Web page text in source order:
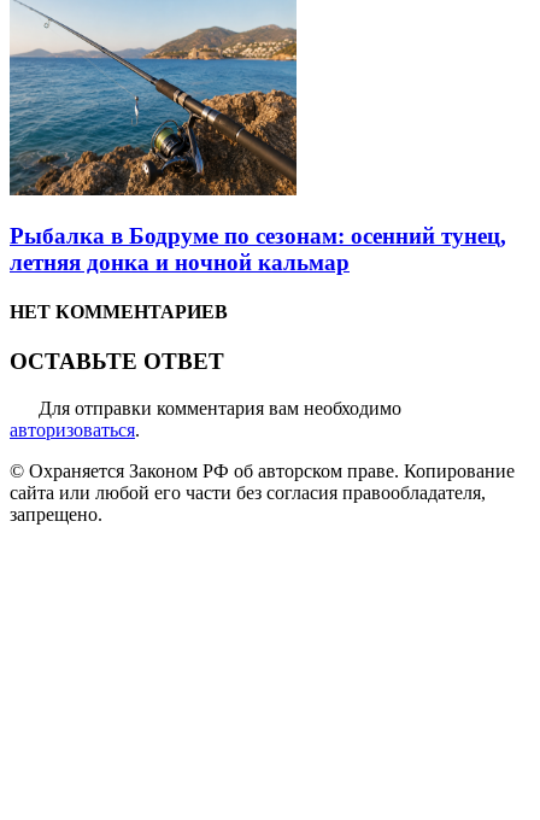
Рыбалка в Бодруме по сезонам: осенний тунец,
летняя донка и ночной кальмар
НЕТ КОММЕНТАРИЕВ
ОСТАВЬТЕ ОТВЕТ
Для отправки комментария вам необходимо
авторизоваться.
© Охраняется Законом РФ об авторском праве. Копирование
сайта или любой его части без согласия правообладателя,
запрещено.